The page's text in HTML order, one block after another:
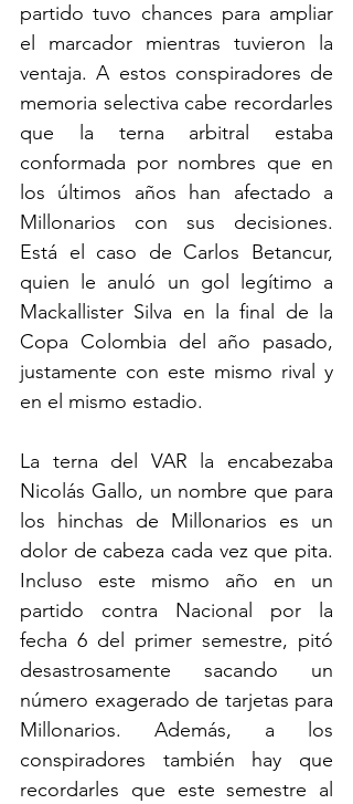
partido tuvo chances para ampliar
el marcador mientras tuvieron la
ventaja. A estos conspiradores de
memoria selectiva cabe recordarles
que la terna arbitral estaba
conformada por nombres que en
los últimos años han afectado a
Millonarios con sus decisiones.
Está el caso de Carlos Betancur,
quien le anuló un gol legítimo a
Mackallister Silva en la final de la
Copa Colombia del año pasado,
justamente con este mismo rival y
en el mismo estadio.
La terna del VAR la encabezaba
Nicolás Gallo, un nombre que para
los hinchas de Millonarios es un
dolor de cabeza cada vez que pita.
Incluso este mismo año en un
partido contra Nacional por la
fecha 6 del primer semestre, pitó
desastrosamente sacando un
número exagerado de tarjetas para
Millonarios. Además, a los
conspiradores también hay que
recordarles que este semestre al